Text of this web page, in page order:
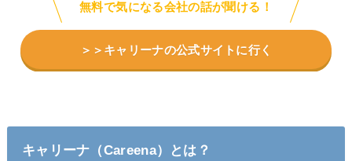
無料で気になる会社の話が聞ける！
＞＞キャリーナの公式サイトに行く
キャリーナ（Careena） とは？